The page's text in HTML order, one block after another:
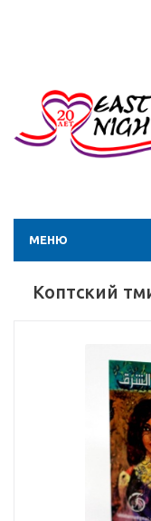
МЕНЮ
Коптский